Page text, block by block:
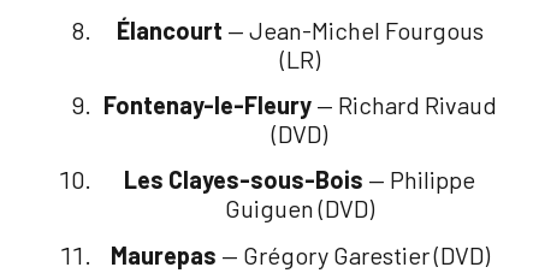
Élancourt — Jean-Michel Fourgous
(LR)
Fontenay-le-Fleury— Richard Rivaud
(DVD)
Les Clayes-sous-Bois — Philippe
Guiguen (DVD)
Maurepas — Grégory Garestier (DVD)